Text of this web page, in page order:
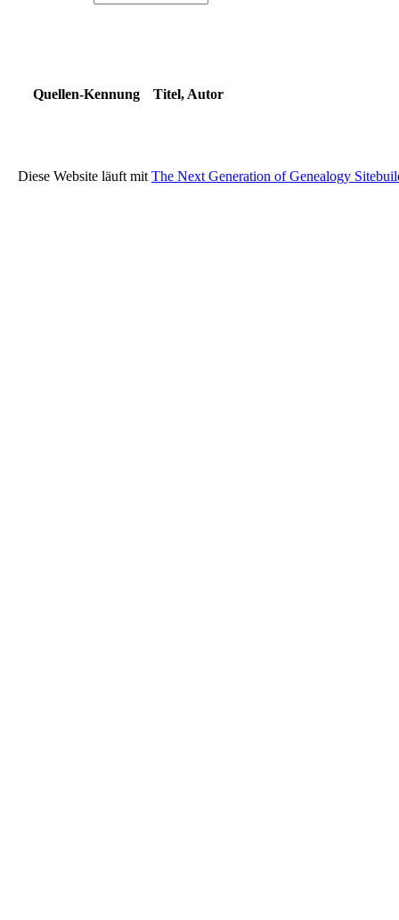
Quellen-Kennung Titel, Autor
Diese Website läuft mit The Next Generation of Genealogy